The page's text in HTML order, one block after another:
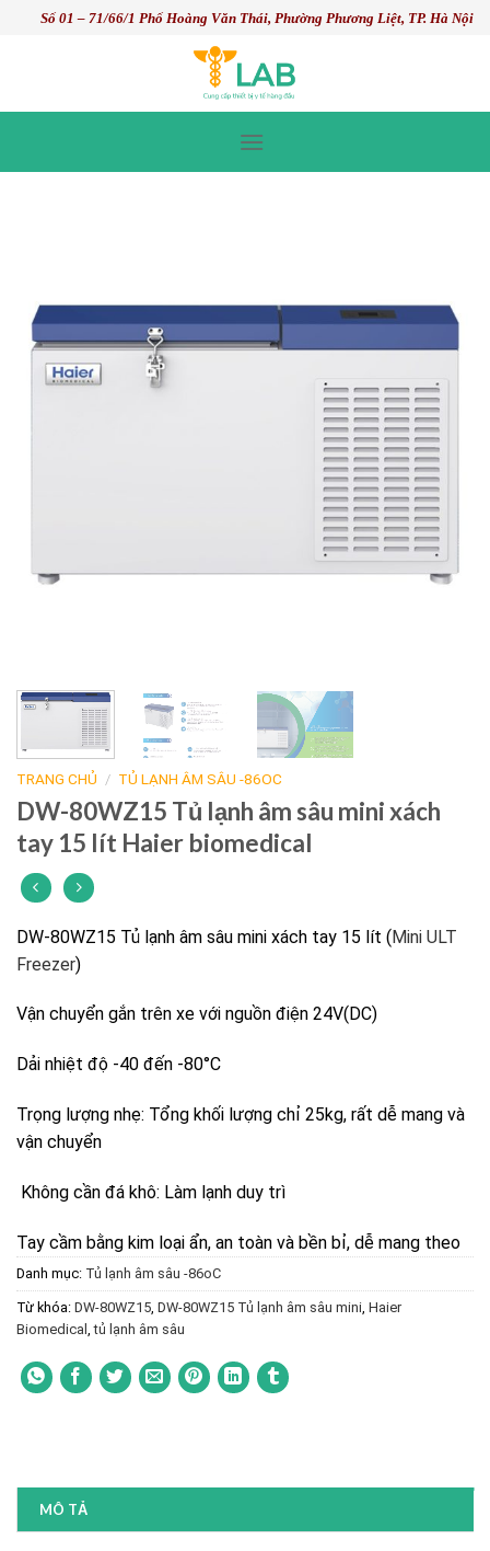
Số 01 – 71/66/1 Phố Hoàng Văn Thái, Phường Phương Liệt, TP. Hà Nội
TRANG CHỦ / TỦ LẠNH ÂM SÂU -86OC
DW-80WZ15 Tủ lạnh âm sâu mini xách
tay 15 lít Haier biomedical
DW-80WZ15 Tủ lạnh âm sâu mini xách tay 15 lít (Mini ULT
Freezer)
Vận chuyển gắn trên xe với nguồn điện 24V(DC)
Dải nhiệt độ -40 đến -80°C
Trọng lượng nhẹ: Tổng khối lượng chỉ 25kg, rất dễ mang và
vận chuyển
Không cần đá khô: Làm lạnh duy trì
Tay cầm bằng kim loại ẩn, an toàn và bền bỉ, dễ mang theo
Danh mục: Tủ lạnh âm sâu -86oC
Từ khóa: DW-80WZ15 DW-80WZ15 Tủ lạnh âm sâu mini Haier
Biomedical ,tủ lạnh âm sâu
MÔ TẢ